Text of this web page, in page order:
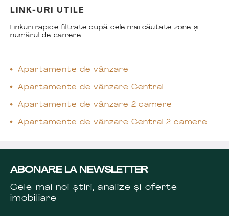
LINK-URI UTILE
Linkuri rapide filtrate după cele mai căutate zone și
numărul de camere
Apartamente de vânzare
Apartamente de vânzare Central
Apartamente de vânzare 2 camere
Apartamente de vânzare Central 2 camere
ABONARE LA NEWSLETTER
Cele mai noi știri, analize și oferte
imobiliare